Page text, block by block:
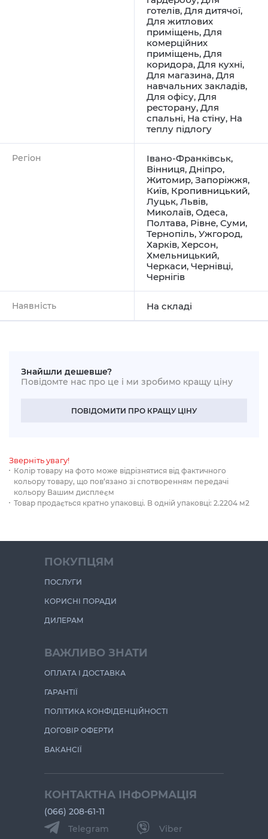
готелів, Для дитячої,
Для житлових
приміщень, Для
комерційних
приміщень, Для
коридора, Для кухні,
Для магазина, Для
навчальних закладів,
Для офісу, Для
ресторану, Для
спальні, На стіну, На
теплу підлогу
Регіон Івано-Франківськ,
Вінниця, Дніпро,
Житомир, Запоріжжя,
Київ, Кропивницький,
Луцьк, Львів,
Миколаїв, Одеса,
Полтава, Рівне, Суми,
Тернопіль, Ужгород,
Харків, Херсон,
Хмельницький,
Черкаси, Чернівці,
Чернігів
Наявність На складі
Знайшли дешевше?
Повідомте нас про це і ми зробимо кращу ціну
ПОВІДОМИТИ ПРО КРАЩУ ЦІНУ
Зверніть увагу!
Колір товару на фото може відрізнятися від фактичного
кольору товару, що пов‘язано зі спотворенням передачі
кольору Вашим дисплеєм
Товар продається кратно упаковці. В одній упаковці: 2.2204 м2
ПОКУПЦЯМ
ПОСЛУГИ
КОРИСНІ ПОРАДИ
ДИЛЕРАМ
ВАЖЛИВО ЗНАТИ
ОПЛАТА І ДОСТАВКА
ГАРАНТІЇ
ПОЛІТИКА КОНФІДЕНЦІЙНОСТІ
ДОГОВІР ОФЕРТИ
ВАКАНСІЇ
КОНТАКТНА ІНФОРМАЦІЯ
(066) 208-61-11
Telegram
Viber